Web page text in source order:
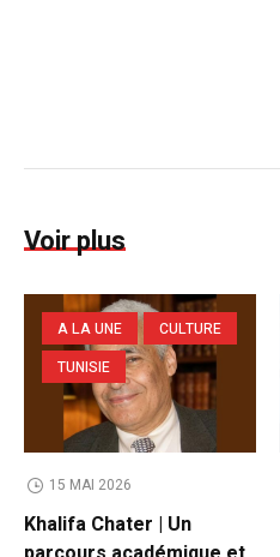
Voir plus
A LA UNE
CULTURE
TUNISIE
15 MAI 2026
Khalifa Chater | Un